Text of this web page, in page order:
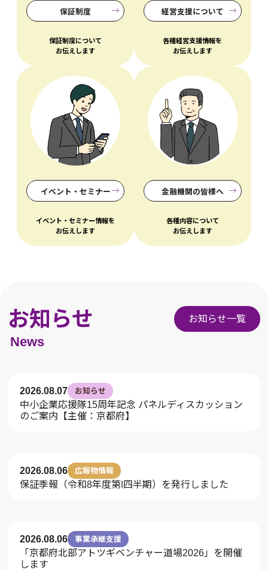
保証制度
保証制度について
お伝えします
経営支援について
各種経営支援情報を
お伝えします
イベント・セミナー
イベント・セミナー情報を
お伝えします
金融機関の皆様へ
各種内容について
お伝えします
お知らせ お知らせ一覧
2026.08.07 お知らせ
中小企業応援隊15周年記念 パネルディスカッション
のご案内【主催：京都府】
2026.08.06 広報物情報
保証季報（令和8年度第Ⅰ四半期）を発行しました
2026.08.06 事業承継支援
「京都府北部アトツギベンチャー道場2026」を開催
します